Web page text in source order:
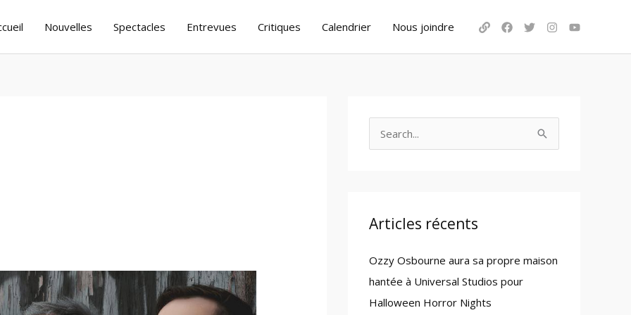
Nouvelles Spectacles Entrevues Critiques Calendrier Nous joindre
c
f
o
r
Articles récents
Ozzy Osbourne aura sa propre maison
hantée à Universal Studios pour
Halloween Horror Nights